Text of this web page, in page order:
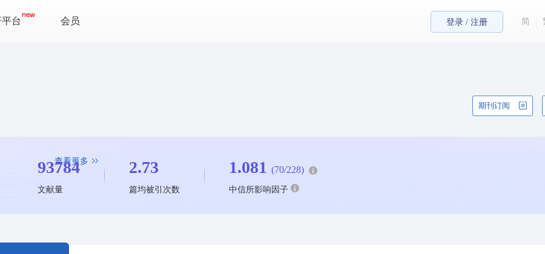
台 会员 登录 / 注册 简
期刊订阅
查看更多
93784
文献量
2.73
篇均被引次数
1.081 (70/228)
中信所影响因子